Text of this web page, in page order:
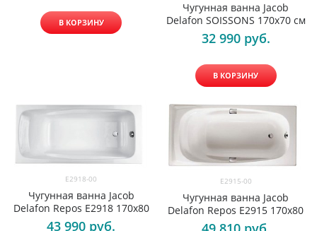
В КОРЗИНУ
Чугунная ванна Jacob
Delafon SOISSONS 170x70 см
32 990 руб.
В КОРЗИНУ
E2918-00
Чугунная ванна Jacob
Delafon Repos E2918 170х80
43 990 руб.
E2915-00
Чугунная ванна Jacob
Delafon Repos E2915 170х80